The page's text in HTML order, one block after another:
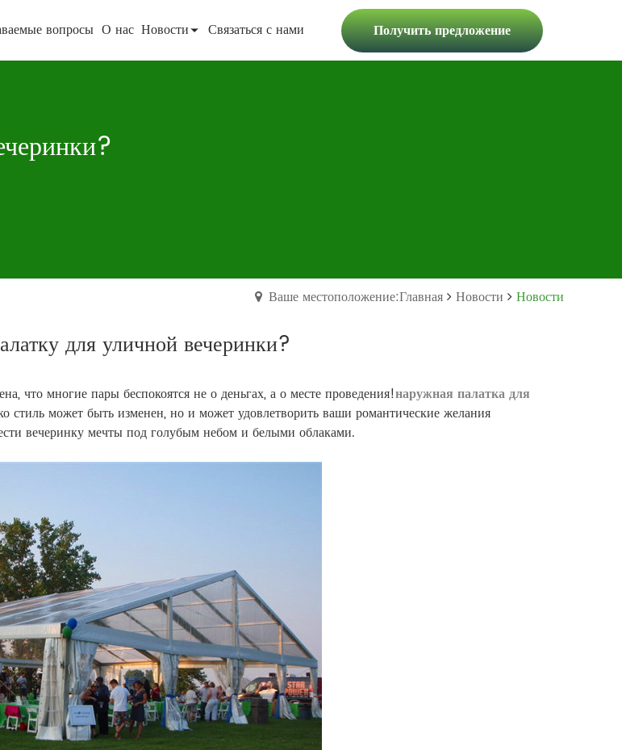
вопросы О нас Новости Связаться с нами Получить предложение
Ваше местоположение:Главная Новости Новости
для уличной вечеринки?
что многие пары беспокоятся не о деньгах, а о месте проведения!наружная палатка для
стиль может быть изменен, но и может удовлетворить ваши романтические желания
вечеринку мечты под голубым небом и белыми облаками.